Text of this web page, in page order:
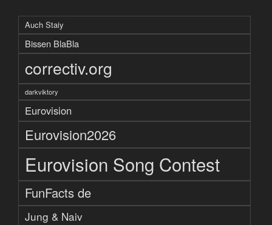
Auch Staiy
Bissen BlaBla
correctiv.org
darkviktory
Eurovision
Eurovision2026
Eurovision Song Contest
FunFacts de
Jung & Naiv